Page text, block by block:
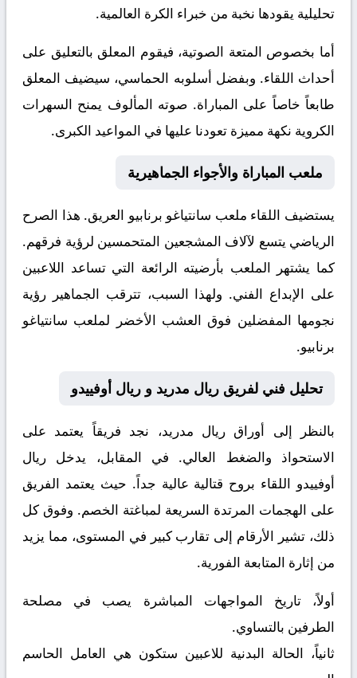
تحليلية يقودها نخبة من خبراء الكرة العالمية.
أما بخصوص المتعة الصوتية، فيقوم المعلق بالتعليق على
أحداث اللقاء. وبفضل أسلوبه الحماسي، سيضيف المعلق
طابعاً خاصاً على المباراة. صوته المألوف يمنح السهرات
الكروية نكهة مميزة تعودنا عليها في المواعيد الكبرى.
ملعب المباراة والأجواء الجماهيرية
يستضيف اللقاء ملعب سانتياغو برنابيو العريق. هذا الصرح
الرياضي يتسع لآلاف المشجعين المتحمسين لرؤية فرقهم.
كما يشتهر الملعب بأرضيته الرائعة التي تساعد اللاعبين
على الإبداع الفني. ولهذا السبب، تترقب الجماهير رؤية
نجومها المفضلين فوق العشب الأخضر لملعب سانتياغو
برنابيو.
تحليل فني لفريق ريال مدريد و ريال أوفييدو
بالنظر إلى أوراقريال مدريد، نجد فريقاً يعتمد على
الاستحواذ والضغط العالي. في المقابل، يدخل ريال
أوفييدو اللقاء بروح قتالية عالية جداً. حيث يعتمد الفريق
على الهجمات المرتدة السريعة لمباغتة الخصم. وفوق كل
ذلك، تشير الأرقام إلى تقارب كبير في المستوى، مما يزيد
من إثارة المتابعة الفورية.
أولاً، تاريخ المواجهات المباشرة يصب في مصلحة
الطرفين بالتساوي.
ثانياً، الحالة البدنية للاعبين ستكون هي العامل الحاسم